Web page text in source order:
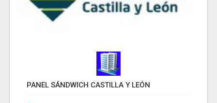
PANEL SÁNDWICH CASTILLA Y LEÓN